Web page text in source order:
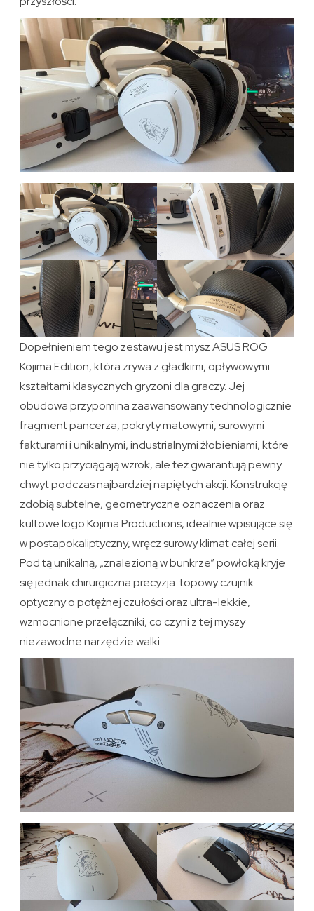
Dopełnieniem tego zestawu jest mysz ASUS ROG
Kojima Edition, która zrywa z gładkimi, opływowymi
kształtami klasycznych gryzoni dla graczy. Jej
obudowa przypomina zaawansowany technologicznie
fragment pancerza, pokryty matowymi, surowymi
fakturami i unikalnymi, industrialnymi żłobieniami, które
nie tylko przyciągają wzrok, ale też gwarantują pewny
chwyt podczas najbardziej napiętych akcji. Konstrukcję
zdobią subtelne, geometryczne oznaczenia oraz
kultowe logo Kojima Productions, idealnie wpisujące się
w postapokaliptyczny, wręcz surowy klimat całej serii.
Pod tą unikalną, „znalezioną w bunkrze” powłoką kryje
się jednak chirurgiczna precyzja: topowy czujnik
optyczny o potężnej czułości oraz ultra-lekkie,
wzmocnione przełączniki, co czyni z tej myszy
niezawodne narzędzie walki.